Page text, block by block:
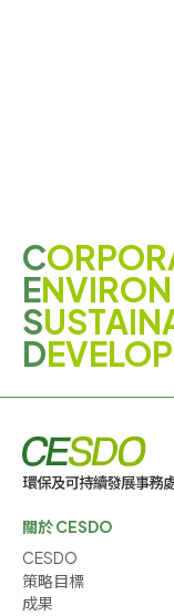
C
E
S
D
關於 CESDO
CESDO
策略目標
成果